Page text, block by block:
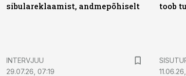
sibulareklaamist, andmepõhiselt
toob
INTERVJUU
29.07.26, 07:19
ST